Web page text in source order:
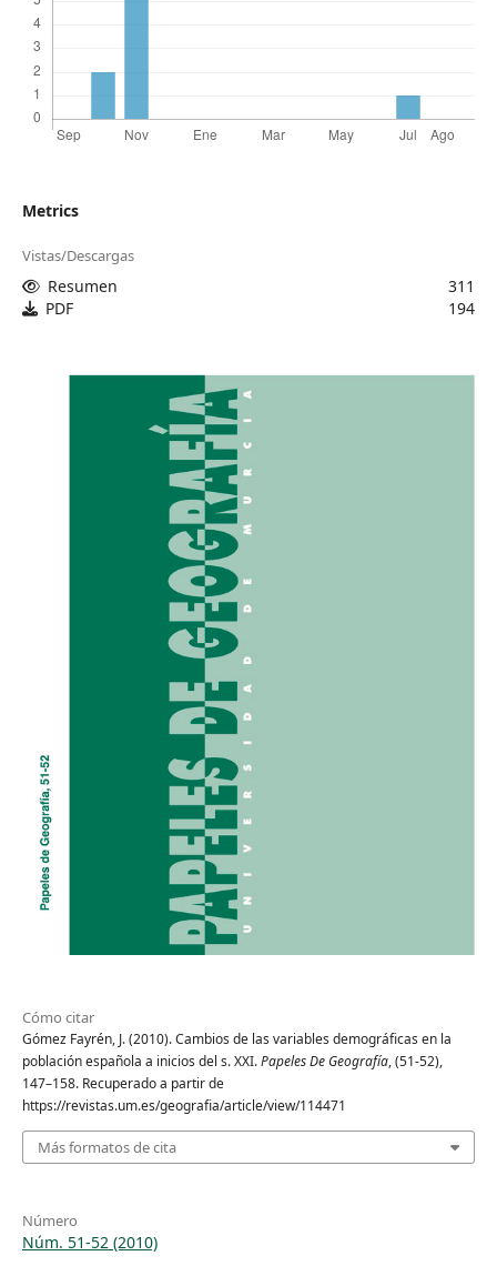
Metrics
Vistas/Descargas
Resumen
311
PDF
194
Cómo citar
Gómez Fayrén, J. (2010). Cambios de las variables demográficas en la
población española a inicios del s. XXI.Papeles De Geografía, (51-52),
147–158. Recuperado a partir de
https://revistas.um.es/geografia/article/view/114471
Más formatos de cita
Número
Núm. 51-52 (2010)